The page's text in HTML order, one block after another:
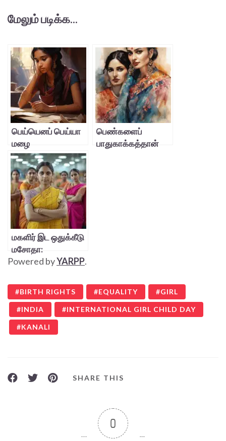
மேலும் படிக்க...
பெய்யெனப் பெய்யா
மழை
பெண்களைப்
பாதுகாக்கத்தான்
மகளிர் இட ஒதுக்கீடு
மசோதா:
பெண்களுக்கானதா?
Powered byYARPP.
BIRTH RIGHTS EQUALITY GIRL
INDIA INTERNATIONAL GIRL CHILD DAY
KANALI
SHARE THIS
0